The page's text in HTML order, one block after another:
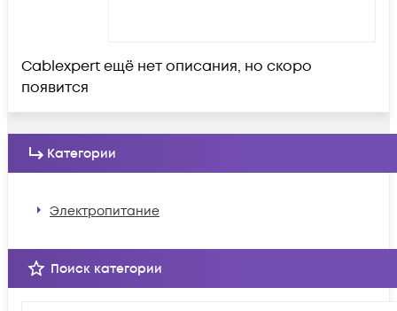
Cablexpert ещё нет описания, но скоро
появится
Категории
Электропитание
Поиск категории